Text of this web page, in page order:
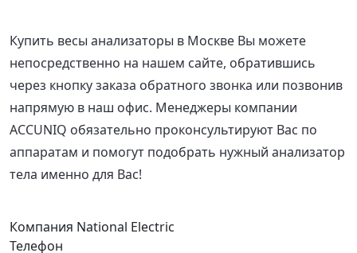
Купить весы анализаторы в Москве Вы можете
непосредственно на нашем сайте, обратившись
через кнопку заказа обратного звонка или позвонив
напрямую в наш офис. Менеджеры компании
ACCUNIQ обязательно проконсультируют Вас по
аппаратам и помогут подобрать нужный анализатор
тела именно для Вас!
Компания National Electric
Телефон